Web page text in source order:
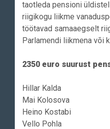
taotleda pensioni
riigikogu liikme
töötavad samaaegselt
Parlamendi liikmena või
2350 euro suurust
Hillar Kalda
Mai Kolosova
Heino Kostabi
Vello Pohla